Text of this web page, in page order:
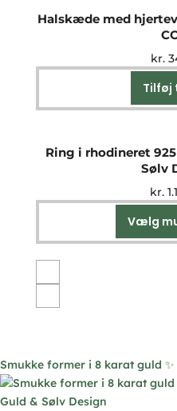
Halskæde med
kr.
Tilføj
Ring i rhodineret
Sølv
kr.
Vælg
Smukke former i 8 karat guld